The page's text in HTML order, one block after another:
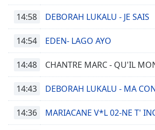
14:58 DEBORAH LUKALU - JE SAIS
14:54 EDEN- LAGO AYO
14:48 CHANTRE MARC - QU'IL
14:43 DEBORAH LUKALU - MA
14:36 MARIACANE V*L 02-NE T'